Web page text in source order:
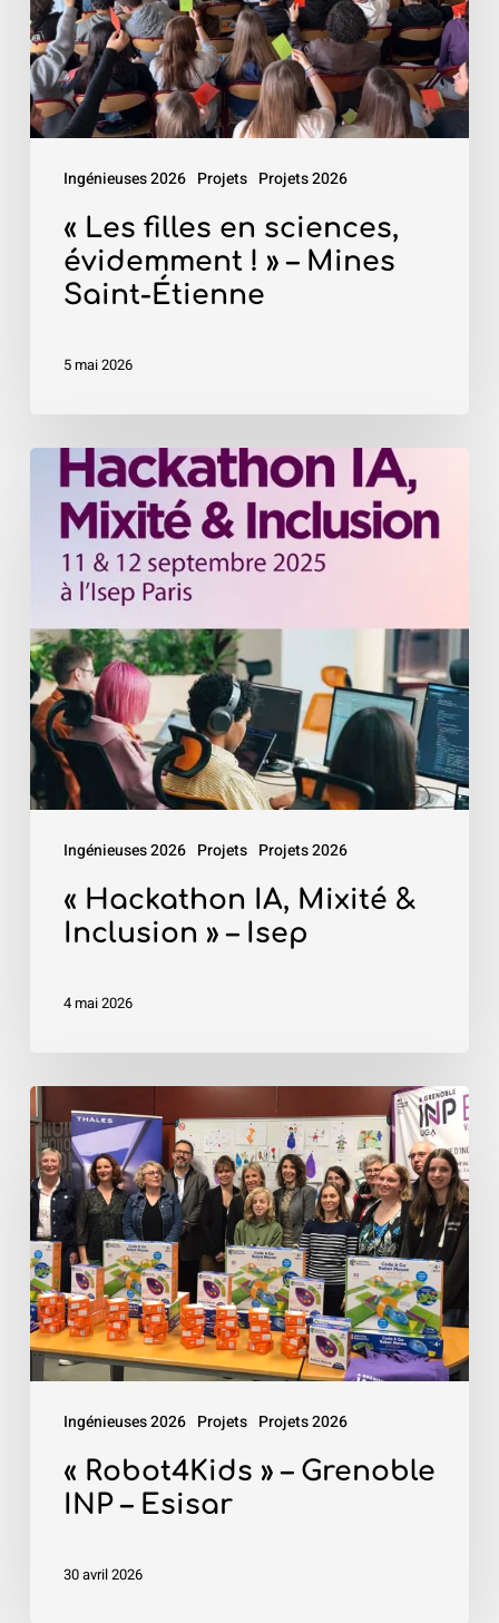
Ingénieuses 2026 Projets Projets 2026
évidemment
!
»
–
Saint-
Étienne
« Les filles en sciences,
évidemment ! » – Mines
Saint-Étienne
5 mai 2026
Ingénieuses 2026 Projets Projets 2026
Hackathon
Mixité
Inclusion
»
–
Isep
« Hackathon IA, Mixité &
Inclusion » – Isep
4 mai 2026
Ingénieuses 2026 Projets Projets 2026
«
Robot4Kids
»
–
Grenoble
INP
–
Esisar
« Robot4Kids » – Grenoble
INP – Esisar
30 avril 2026